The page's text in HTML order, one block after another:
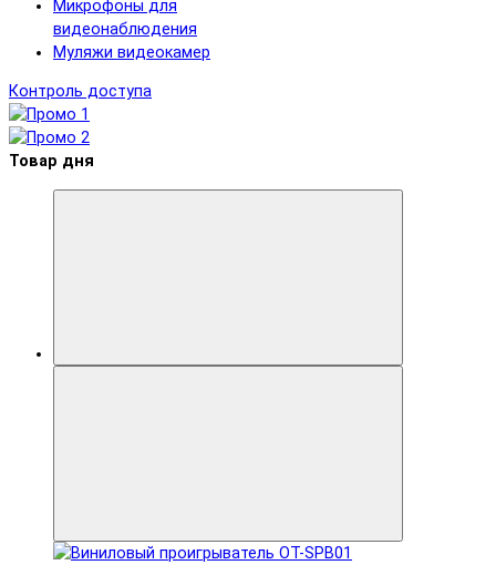
Микрофоны для
видеонаблюдения
Муляжи видеокамер
Контроль доступа
Товар дня